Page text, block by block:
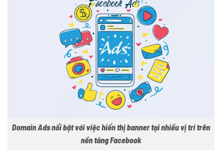
Domain Ads nổi bật với việc hiển thị banner tại nhiều vị trí trên
nền tảng Facebook